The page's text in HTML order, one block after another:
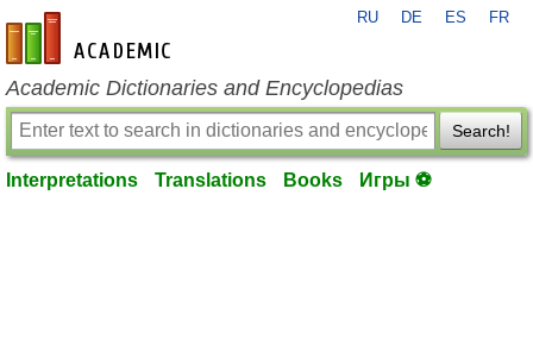
en-academic.com
RU DE ES FR
Academic Dictionaries and Encyclopedias
Search!
Interpretations Translations Books Игры ⚽